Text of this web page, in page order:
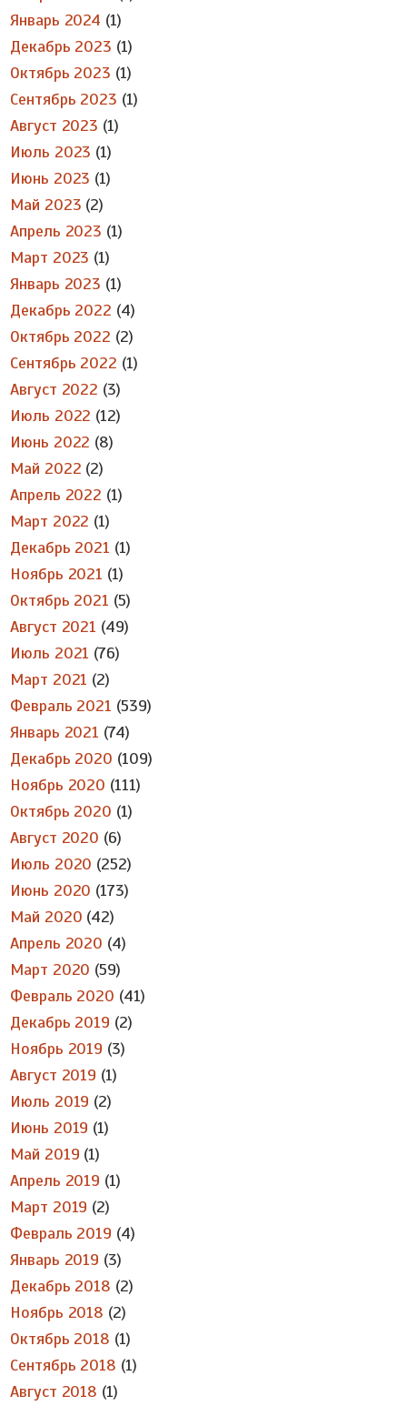
Январь 2024 (1)
Декабрь 2023 (1)
Октябрь 2023 (1)
Сентябрь 2023 (1)
Август 2023 (1)
Июль 2023 (1)
Июнь 2023 (1)
Май 2023 (2)
Апрель 2023 (1)
Март 2023 (1)
Январь 2023 (1)
Декабрь 2022 (4)
Октябрь 2022 (2)
Сентябрь 2022 (1)
Август 2022 (3)
Июль 2022 (12)
Июнь 2022 (8)
Май 2022 (2)
Апрель 2022 (1)
Март 2022 (1)
Декабрь 2021 (1)
Ноябрь 2021 (1)
Октябрь 2021 (5)
Август 2021 (49)
Июль 2021 (76)
Март 2021 (2)
Февраль 2021 (539)
Январь 2021 (74)
Декабрь 2020 (109)
Ноябрь 2020 (111)
Октябрь 2020 (1)
Август 2020 (6)
Июль 2020 (252)
Июнь 2020 (173)
Май 2020 (42)
Апрель 2020 (4)
Март 2020 (59)
Февраль 2020 (41)
Декабрь 2019 (2)
Ноябрь 2019 (3)
Август 2019 (1)
Июль 2019 (2)
Июнь 2019 (1)
Май 2019 (1)
Апрель 2019 (1)
Март 2019 (2)
Февраль 2019 (4)
Январь 2019 (3)
Декабрь 2018 (2)
Ноябрь 2018 (2)
Октябрь 2018 (1)
Сентябрь 2018 (1)
Август 2018 (1)